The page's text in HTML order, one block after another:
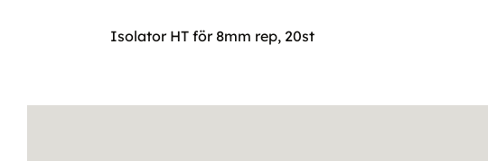
Isolator HT för 8mm rep, 20st